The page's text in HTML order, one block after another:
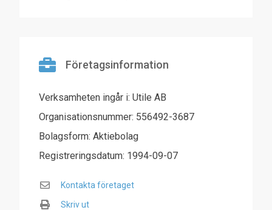
Företagsinformation
Verksamheten ingår i: Utile AB
Organisationsnummer: 556492-3687
Bolagsform: Aktiebolag
Registreringsdatum: 1994-09-07
Kontakta företaget
Skriv ut